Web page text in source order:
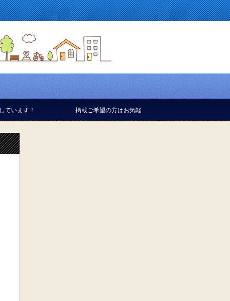
掲載ご希望の方はお気軽にお問合せください。